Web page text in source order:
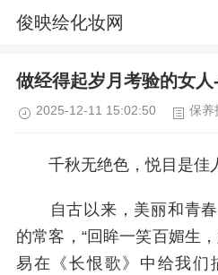
俊映绘化妆网
做经得起岁月考验的女
2025-12-11 15:02:50 保养
千秋无绝色，悦目是佳
自古以来，美丽和青春
的常客，“回眸一笑百媚生
易在《长恨歌》中给我们